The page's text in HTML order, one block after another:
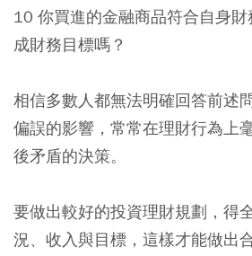
10 你買進的金融商品符合自身
成財務目標嗎？
相信多數人都無法明確回答前述
偏誤的影響，常常在理財行為上
後矛盾的決策。
要做出較好的投資理財規劃，得
況、收入與目標，這樣才能做出